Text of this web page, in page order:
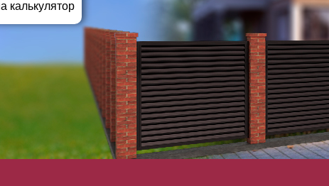
Горизонтальные заборы
Высокие заборы
Красивые, дизайнерские заборы
ВЫБОР ПО СПОСОБУ МОНТАЖА
Заборы под ключ
Готовые заборы
калькулятор